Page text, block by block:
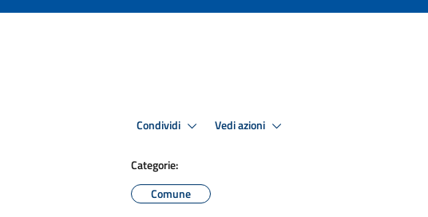
Condividi Vedi azioni
Categorie:
Comune